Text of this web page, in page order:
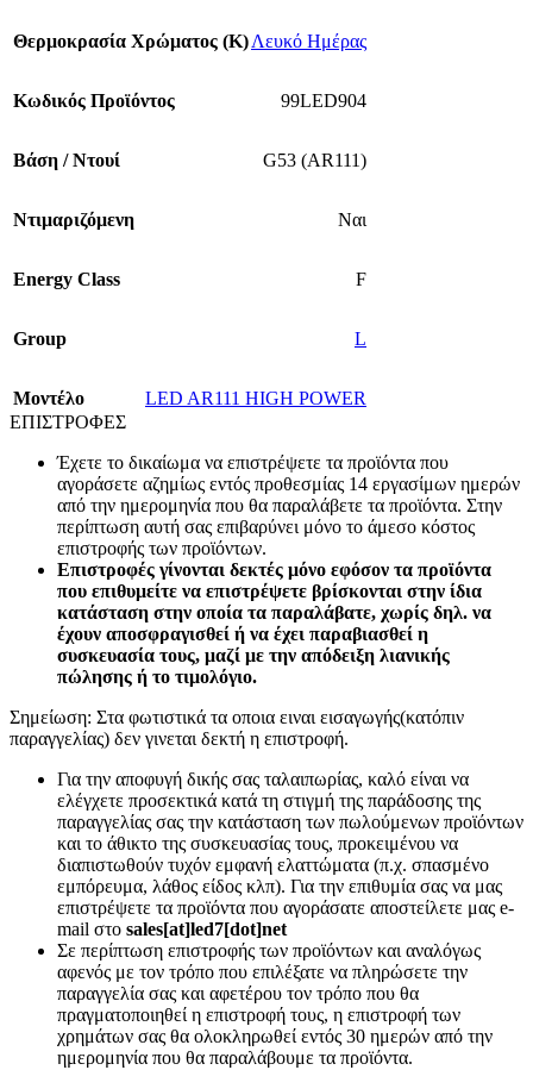
Θερμοκρασία Χρώματος (Κ)Λευκό Ημέρας
Κωδικός Προϊόντος 99LED904
Βάση / Ντουί G53 (AR111)
Ντιμαριζόμενη Ναι
Energy Class F
Group L
Mοντέλο
LED AR111 HIGH POWER
ΕΠΙΣΤΡΟΦΕΣ
Έχετε το δικαίωμα να επιστρέψετε τα προϊόντα που
αγοράσετε αζημίως εντός προθεσμίας 14 εργασίμων ημερών
από την ημερομηνία που θα παραλάβετε τα προϊόντα. Στην
περίπτωση αυτή σας επιβαρύνει μόνο το άμεσο κόστος
επιστροφής των προϊόντων.
Επιστροφές γίνονται δεκτές μόνο εφόσον τα προϊόντα
που επιθυμείτε να επιστρέψετε βρίσκονται στην ίδια
κατάσταση στην οποία τα παραλάβατε, χωρίς δηλ. να
έχουν αποσφραγισθεί ή να έχει παραβιασθεί η
συσκευασία τους, μαζί με την απόδειξη λιανικής
πώλησης ή το τιμολόγιο.
Σημείωση: Στα φωτιστικά τα οποια ειναι εισαγωγής(κατόπιν
παραγγελίας) δεν γινεται δεκτή η επιστροφή.
Για την αποφυγή δικής σας ταλαιπωρίας, καλό είναι να
ελέγχετε προσεκτικά κατά τη στιγμή της παράδοσης της
παραγγελίας σας την κατάσταση των πωλούμενων προϊόντων
και το άθικτο της συσκευασίας τους, προκειμένου να
διαπιστωθούν τυχόν εμφανή ελαττώματα (π.χ. σπασμένο
εμπόρευμα, λάθος είδος κλπ). Για την επιθυμία σας να μας
επιστρέψετε τα προϊόντα που αγοράσατε αποστείλετε μας e-
mail στο sales[at]led7[dot]net
Σε περίπτωση επιστροφής των προϊόντων και αναλόγως
αφενός με τον τρόπο που επιλέξατε να πληρώσετε την
παραγγελία σας και αφετέρου τον τρόπο που θα
πραγματοποιηθεί η επιστροφή τους, η επιστροφή των
χρημάτων σας θα ολοκληρωθεί εντός 30 ημερών από την
ημερομηνία που θα παραλάβουμε τα προϊόντα.